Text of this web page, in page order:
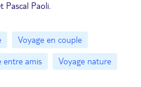
Pascal Paoli.
Voyage en couple
entre amis Voyage nature